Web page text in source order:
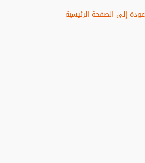
عودة إلى الصفحة الرئيسية